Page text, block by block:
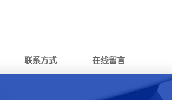
联系方式 在线留言